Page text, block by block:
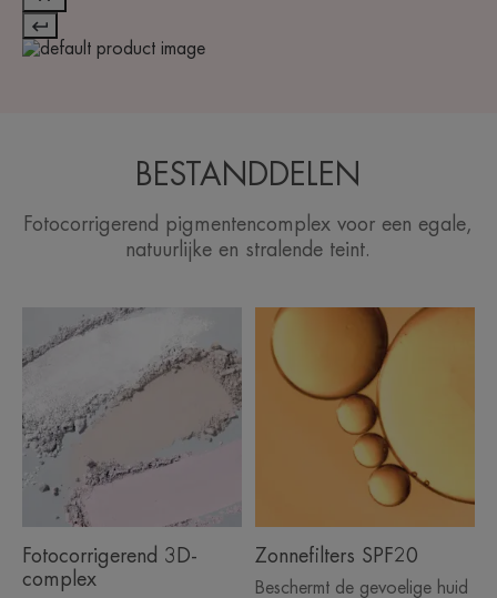
BESTANDDELEN
Fotocorrigerend pigmentencomplex voor een egale,
natuurlijke en stralende teint.
Fotocorrigerend 3D-
complex
Zonnefilters SPF20
Beschermt de gevoelige huid